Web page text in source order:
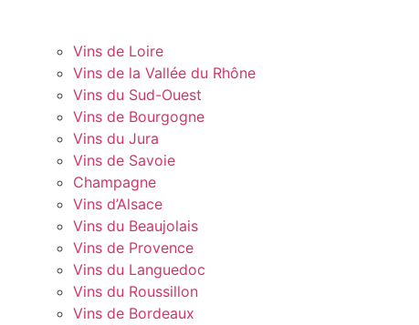
Vins de Loire
Vins de la Vallée du Rhône
Vins du Sud-Ouest
Vins de Bourgogne
Vins du Jura
Vins de Savoie
Champagne
Vins d’Alsace
Vins du Beaujolais
Vins de Provence
Vins du Languedoc
Vins du Roussillon
Vins de Bordeaux